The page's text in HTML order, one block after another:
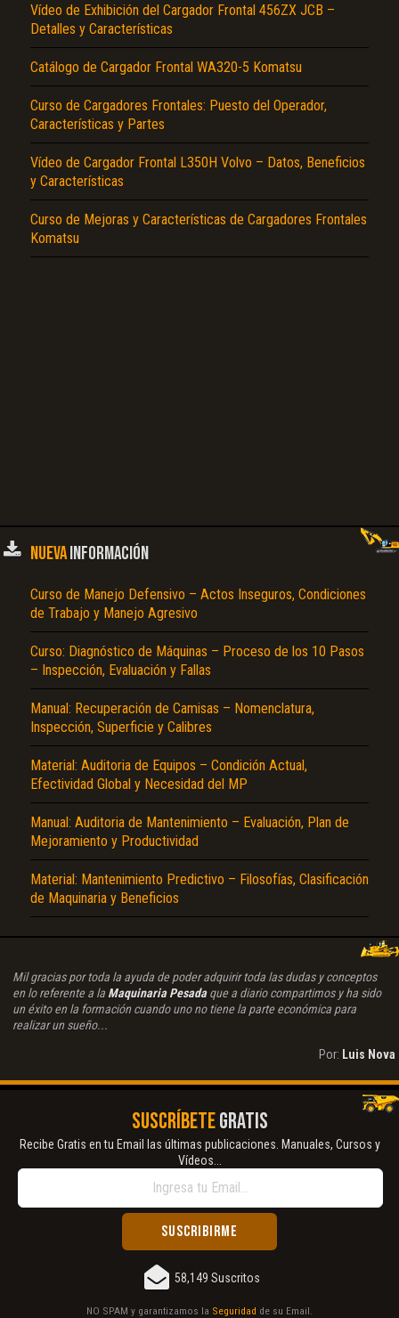
Vídeo de Exhibición del Cargador Frontal 456ZX JCB –
Detalles y Características
Catálogo de Cargador Frontal WA320-5 Komatsu
Curso de Cargadores Frontales: Puesto del Operador,
Características y Partes
Vídeo de Cargador Frontal L350H Volvo – Datos, Beneficios
y Características
Curso de Mejoras y Características de Cargadores Frontales
Komatsu
NUEVAINFORMACIÓN
Curso de Manejo Defensivo – Actos Inseguros, Condiciones
de Trabajo y Manejo Agresivo
Curso: Diagnóstico de Máquinas – Proceso de los 10 Pasos
– Inspección, Evaluación y Fallas
Manual: Recuperación de Camisas – Nomenclatura,
Inspección, Superficie y Calibres
Material: Auditoria de Equipos – Condición Actual,
Efectividad Global y Necesidad del MP
Manual: Auditoria de Mantenimiento – Evaluación, Plan de
Mejoramiento y Productividad
Material: Mantenimiento Predictivo – Filosofías, Clasificación
de Maquinaria y Beneficios
Mil gracias por toda la ayuda de poder adquirir toda las dudas y conceptos
en lo referente a la Maquinaria Pesadaque a diario compartimos y ha sido
un éxito en la formación cuando uno no tiene la parte económica para
realizar un sueño...
Por: Luis Nova
SUSCRÍBETEGRATIS
Recibe Gratis en tu Email las últimas publicaciones. Manuales, Cursos y
Vídeos...
58,149 Suscritos
NO SPAM y garantizamos la Seguridad de su Email.
El Título es incorrecto según el contenido.
Texto o Imagen de portada son erróneos.
No carga o no se visualiza el contenido.
Reportar otro tipo de error...